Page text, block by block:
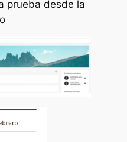
prueba desde la